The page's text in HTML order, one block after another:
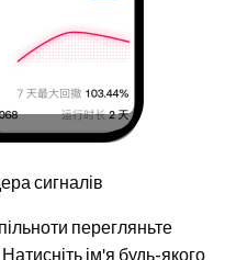
сигналів
перегляньте
ім'я будь-якого